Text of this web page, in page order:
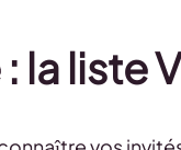
la liste